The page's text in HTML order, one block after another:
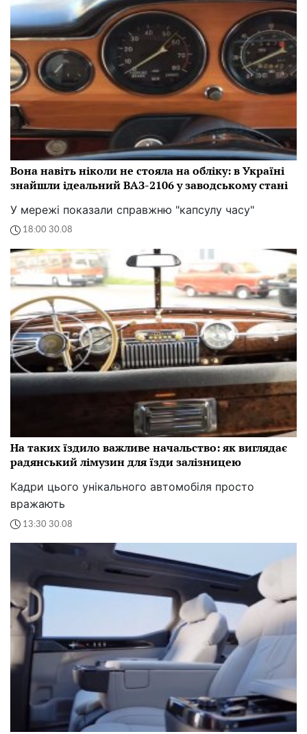
Вона навіть ніколи не стояла на обліку: в Україні
знайшли ідеальний ВАЗ-2106 у заводському стані
У мережі показали справжню "капсулу часу"
18:00 30.08
На таких їздило важливе начальство: як виглядає
радянський лімузин для їзди залізницею
Кадри цього унікального автомобіля просто
вражають
13:30 30.08